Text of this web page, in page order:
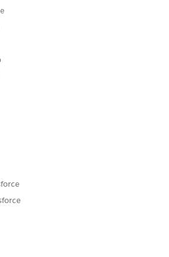
RESOLVEU SEU PROBLEMA?
podermos melhorar!
Sim